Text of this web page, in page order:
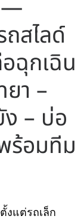
—
สไลด์
ฉุกเฉิน
า –
– บ่อ
ร้อมทีม
แต่รถเล็ก